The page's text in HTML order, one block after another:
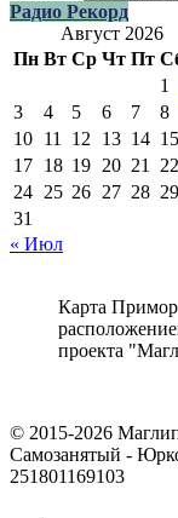
Радио Рекорд
Август 2026
Пн Вт Ср Чт Пт
1
3
4 5 6 7 8
10 11 12 13 14 15
17 18 19 20 21 22
24 25 26 27 28 29
31
« Июл
Карта
проекта
© 2015-2026
Самозанятый -
251801169103